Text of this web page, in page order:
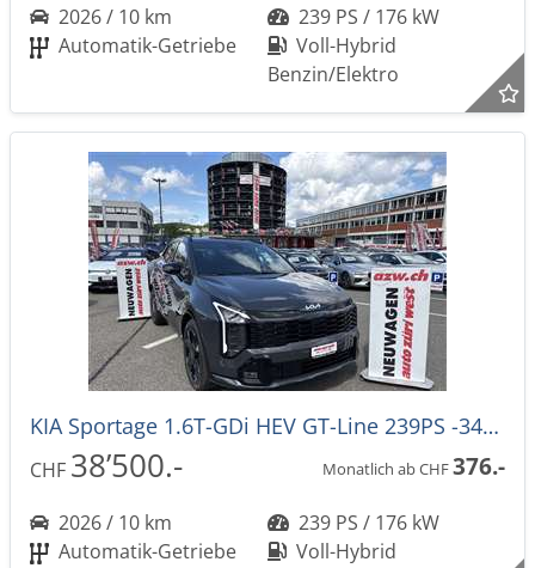
2026 / 10 km
239 PS / 176 kW
Automatik-Getriebe
Voll-Hybrid
Benzin/Elektro
KIA Sportage 1.6T-GDi HEV GT-Line 239PS -34%! 4x4 Automat NEUES MODELL
CHF 38’500.- Monatlich ab CHF376.-
2026 / 10 km
239 PS / 176 kW
Automatik-Getriebe
Voll-Hybrid